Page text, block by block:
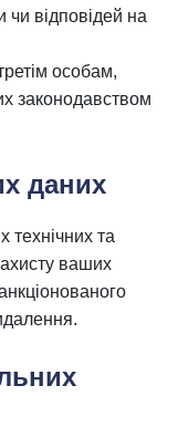
відповідей на
особам,
законодавством
даних
технічних та
ваших